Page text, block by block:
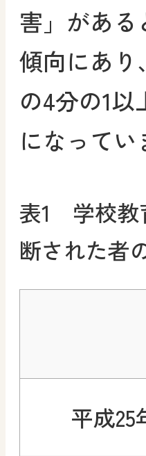
害」があ
傾向にあ
の4分の1
になってい
表1 学校教
断された者
平成25